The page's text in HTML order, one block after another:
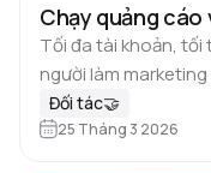
Chạy quảng
Tối đa tài khoản,
người làm
proxy. Tuy nhiên,
Đối tác🤝
25 Tháng 3 2026